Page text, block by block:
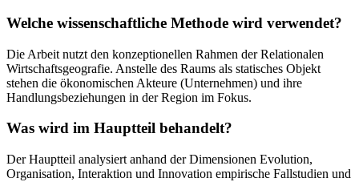
Welche wissenschaftliche Methode wird verwendet?
Die Arbeit nutzt den konzeptionellen Rahmen der Relationalen
Wirtschaftsgeografie. Anstelle des Raums als statisches Objekt
stehen die ökonomischen Akteure (Unternehmen) und ihre
Handlungsbeziehungen in der Region im Fokus.
Was wird im Hauptteil behandelt?
Der Hauptteil analysiert anhand der Dimensionen Evolution,
Organisation, Interaktion und Innovation empirische Fallstudien und